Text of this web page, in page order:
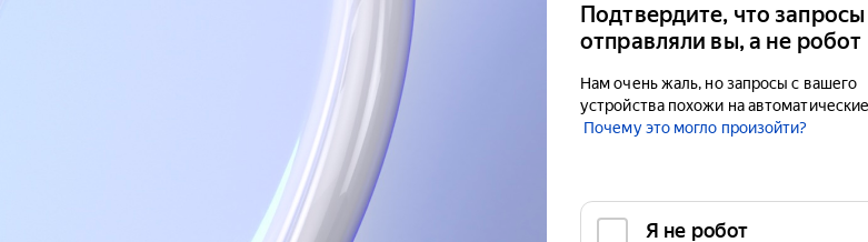
Подтвердите, что запросы
отправляли вы, а не робот
Нам очень жаль, но запросы с вашего
устройства похожи на
Почему это могло произойти?